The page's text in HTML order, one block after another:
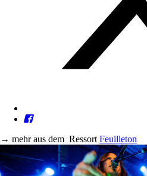
→ mehr aus dem Ressort Feuilleton